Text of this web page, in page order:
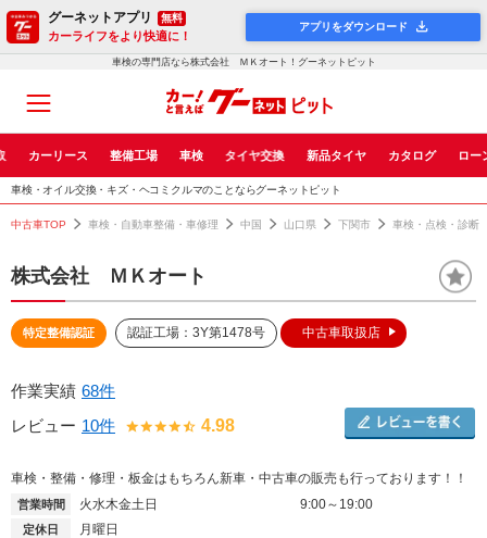
グーネットアプリ 無料
カーライフをより快適に！
アプリをダウンロード
車検の専門店なら株式会社 ＭＫオート！グーネットピット
カーリース 整備工場 車検 タイヤ交換 新品タイヤ カタログ ロー
車検・オイル交換・キズ・ヘコミクルマのことならグーネットピット
中古車TOP 車検・自動車整備・車修理 中国 山口県 下関市 車検・点検・診断
株式会社 ＭＫオート
特定整備認証 認証工場：3Y第1478号 中古車取扱店
作業実績 68件
レビュー 10件 4.98
車検・整備・修理・板金はもちろん新車・中古車の販売も行っております！！
営業時間 火水木金土日 9:00～19:00
定休日
月曜日